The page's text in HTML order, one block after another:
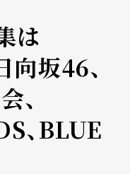
は
坂46、
、
、BLUE